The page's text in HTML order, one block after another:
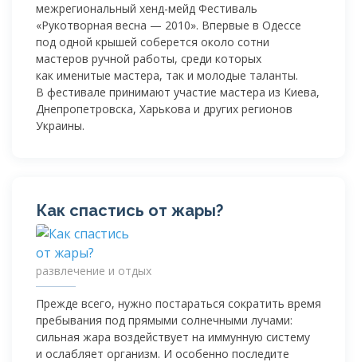
межрегиональный хенд-мейд Фестиваль
«Рукотворная весна — 2010». Впервые в Одессе
под одной крышей соберется около сотни
мастеров ручной работы, среди которых
как именитые мастера, так и молодые таланты.
В фестивале принимают участие мастера из Киева,
Днепропетровска, Харькова и других регионов
Украины.
Как спастись от жары?
развлечение и отдых
Прежде всего, нужно постараться сократить время
пребывания под прямыми солнечными лучами:
сильная жара воздействует на иммунную систему
и ослабляет организм. И особенно последите